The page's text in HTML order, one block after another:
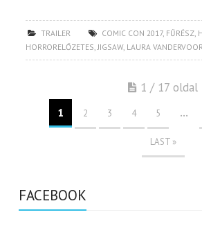
TRAILER COMIC CON 2017, FŰRÉSZ,
HORRORELŐZETES,JIGSAW, LAURA
1 / 17 oldal
1 2 3 4 5 ...
LAST »
FACEBOOK